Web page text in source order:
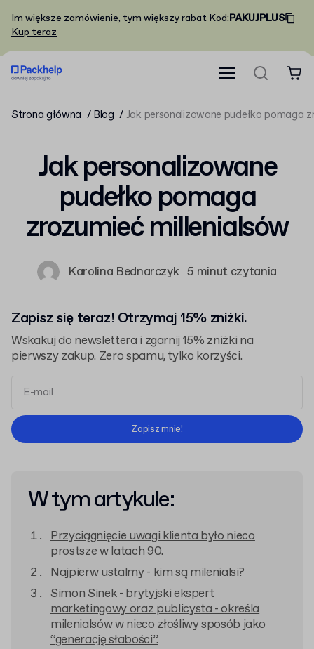
Im większe zamówienie, tym większy rabat Kod:PAKUJPLUS
Kup teraz
Strona główna Blog Jak personalizowane pudełko pomaga
Jak personalizowane
pudełko pomaga
zrozumieć millenialsów
Karolina Bednarczyk 5 minut czytania
Zapisz się teraz! Otrzymaj 15% zniżki.
Wskakuj do newslettera i zgarnij 15% zniżki na
pierwszy zakup. Zero spamu, tylko korzyści.
Regulaminem Polityką Prywatności
Zapisz mnie!
W tym artykule:
Przyciągnięcie uwagi klienta było nieco
prostsze w latach 90.
Najpierw ustalmy - kim są milenialsi?
Simon Sinek - brytyjski ekspert
marketingowy oraz publicysta - określa
milenialsów w nieco złośliwy sposób jako
“generację słabości”.